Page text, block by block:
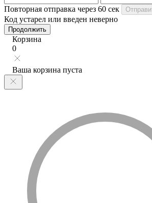
Повторная отправка через 60 сек
Код устарел или введен неверно
Продолжить
Корзина
0
Ваша корзина пуста